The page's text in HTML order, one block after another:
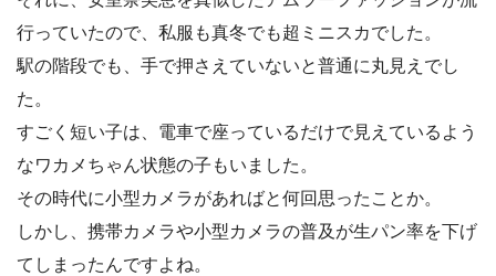
行っていたので、私服も真冬でも超ミニスカでした。
駅の階段でも、手で押さえていないと普通に丸見えでし
た。
すごく短い子は、電車で座っているだけで見えているよう
なワカメちゃん状態の子もいました。
その時代に小型カメラがあればと何回思ったことか。
しかし、携帯カメラや小型カメラの普及が生パン率を下げ
てしまったんですよね。